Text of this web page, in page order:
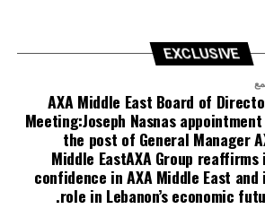
renewal needs, and reward points
helping them stay in control and
related to their accounts,
Whenever human expertise is
transfers the conversation
representative while preserving
context, ensuring a smooth and
EXCLUSIVE
AXA Middle East Board of
Meeting:Joseph Nasnas
the post of General Manager
Middle EastAXA Group
confidence in AXA Middle East
role in Lebanon’s economic